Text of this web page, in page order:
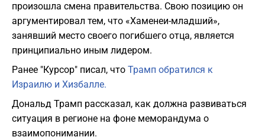
произошла смена правительства. Свою позицию он
аргументировал тем, что «Хаменеи-младший»,
занявший место своего погибшего отца, является
принципиально иным лидером.
Ранее "Курсор" писал, что Трамп обратился к
Израилю и Хизбалле.
Дональд Трамп рассказал, как должна развиваться
ситуация в регионе на фоне меморандума о
взаимопонимании.